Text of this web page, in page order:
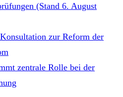
(Stand 6. August
zur Reform der
zentrale Rolle bei der